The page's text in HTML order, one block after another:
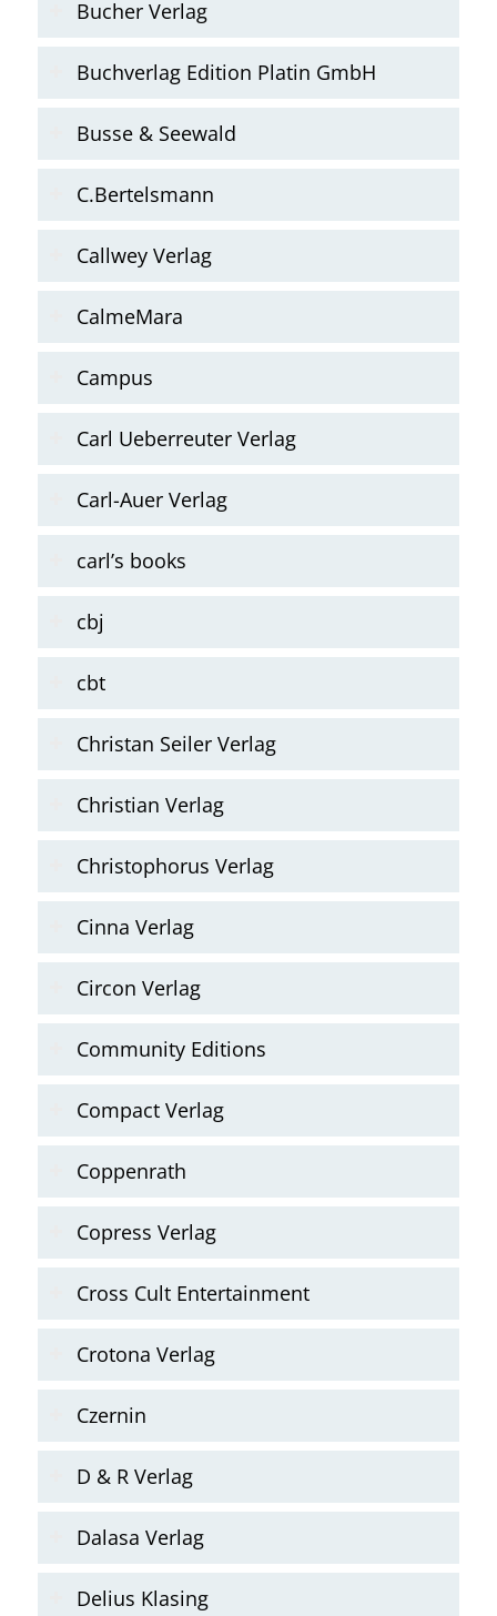
Bucher Verlag
Buchverlag Edition Platin GmbH
Busse & Seewald
C.Bertelsmann
Callwey Verlag
CalmeMara
Campus
Carl Ueberreuter Verlag
Carl-Auer Verlag
carl’s books
cbj
cbt
Christan Seiler Verlag
Christian Verlag
Christophorus Verlag
Cinna Verlag
Circon Verlag
Community Editions
Compact Verlag
Coppenrath
Copress Verlag
Cross Cult Entertainment
Crotona Verlag
Czernin
D & R Verlag
Dalasa Verlag
Delius Klasing